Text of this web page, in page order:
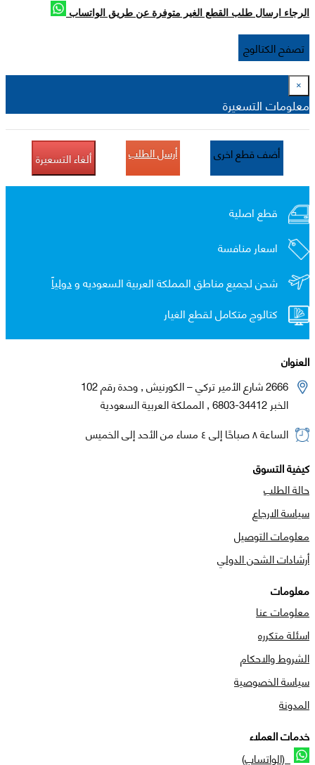
الرجاء ارسال طلب القطع الغير متوفرة عن طريق الواتساب
تصفح الكتالوج
×
معلومات التسعيرة
أضف قطع اخرى أرسل الطلب ألغاء التسعيرة
قطع اصلية
اسعار منافسة
شحن لجميع مناطق المملكة العربية السعوديه ودولياً
كتالوج متكامل لقطع الغيار
العنوان
2666 شارع الأمير تركي – الكورنيش , وحدة رقم 102
الخبر 34412-6803 , المملكة العربية السعودية
الساعة ٨ صباحًا إلى ٤ مساء من الأحد إلى الخميس
كيفية التسوق
حالة الطلب
سياسة الارجاع
معلومات التوصيل
أرشادات الشحن الدولي
معلومات
معلومات عنا
اسئلة متكرره
الشروط والاحكام
سياسة الخصوصية
المدونة
خدمات العملاء
(الواتساب)